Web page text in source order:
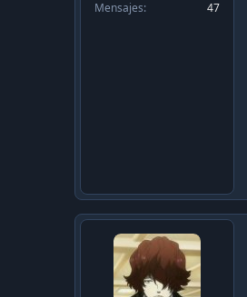
Mensajes
47